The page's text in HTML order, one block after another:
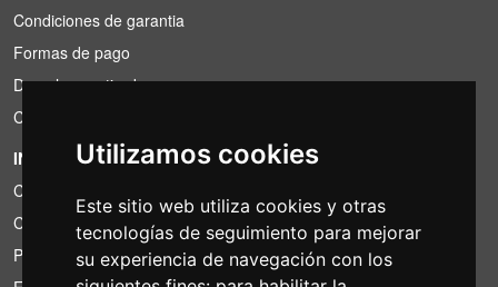
Utilizamos cookies
Este sitio web utiliza cookies y otras
tecnologías de seguimiento para mejorar
su experiencia de navegación con los
Condiciones de garantia
Formas de pago
Derecho a retirada
Condiciones de IVA
INFORMACIÓN
Condiciones de alquiler
Cotizaciones
Paquetes de ahorro